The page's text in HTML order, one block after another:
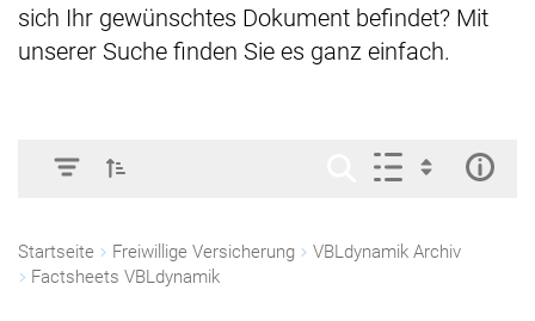
sich Ihr gewünschtes Dokument befindet? Mit
unserer Suche finden Sie es ganz einfach.
Startseite Freiwillige Versicherung
VBLdynamik Archiv
Factsheets VBLdynamik